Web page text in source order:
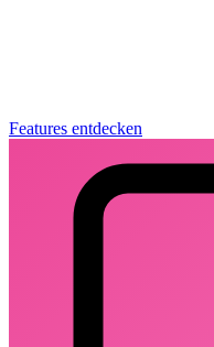
Features entdecken